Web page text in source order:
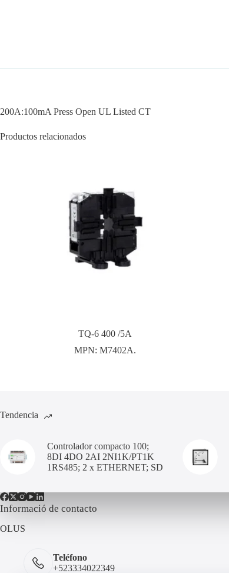
200A:100mA Press Open UL Listed CT
Productos relacionados
TQ-6 400 /5A
MPN:M7402A.
Tendencia
Controlador compacto 100;
8DI 4DO 2AI 2NI1K/PT1K
1RS485; 2 x ETHERNET; SD
Informació de contacto
OLUS
Teléfono
+523334022349